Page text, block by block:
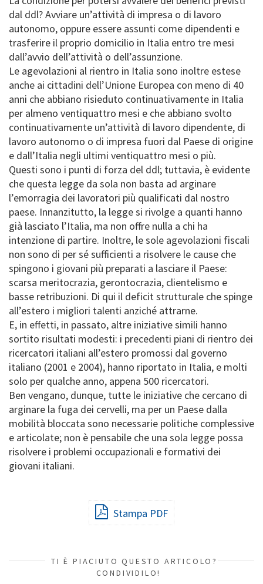
dal ddl? Avviare un’attività di impresa o di lavoro
autonomo, oppure essere assunti come dipendenti e
trasferire il proprio domicilio in Italia entro tre mesi
dall’avvio dell’attività o dell’assunzione.
Le agevolazioni al rientro in Italia sono inoltre estese
anche ai cittadini dell’Unione Europea con meno di 40
anni che abbiano risieduto continuativamente in Italia
per almeno ventiquattro mesi e che abbiano svolto
continuativamente un’attività di lavoro dipendente, di
lavoro autonomo o di impresa fuori dal Paese di origine
e dall’Italia negli ultimi ventiquattro mesi o più.
Questi sono i punti di forza del ddl; tuttavia, è evidente
che questa legge da sola non basta ad arginare
l’emorragia dei lavoratori più qualificati dal nostro
paese. Innanzitutto, la legge si rivolge a quanti hanno
già lasciato l’Italia, ma non offre nulla a chi ha
intenzione di partire. Inoltre, le sole agevolazioni fiscali
non sono di per sé sufficienti a risolvere le cause che
spingono i giovani più preparati a lasciare il Paese:
scarsa meritocrazia, gerontocrazia, clientelismo e
basse retribuzioni. Di qui il deficit strutturale che spinge
all’estero i migliori talenti anziché attrarne.
E, in effetti, in passato, altre iniziative simili hanno
sortito risultati modesti: i precedenti piani di rientro dei
ricercatori italiani all’estero promossi dal governo
italiano (2001 e 2004), hanno riportato in Italia, e molti
solo per qualche anno, appena 500 ricercatori.
Ben vengano, dunque, tutte le iniziative che cercano di
arginare la fuga dei cervelli, ma per un Paese dalla
mobilità bloccata sono necessarie politiche complessive
e articolate; non è pensabile che una sola legge possa
risolvere i problemi occupazionali e formativi dei
giovani italiani.
Stampa PDF
TI È PIACIUTO QUESTO ARTICOLO?
CONDIVIDILO!